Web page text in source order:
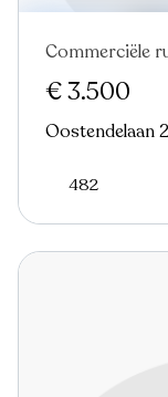
Commerciële
€ 3.500
Oostendelaan
482